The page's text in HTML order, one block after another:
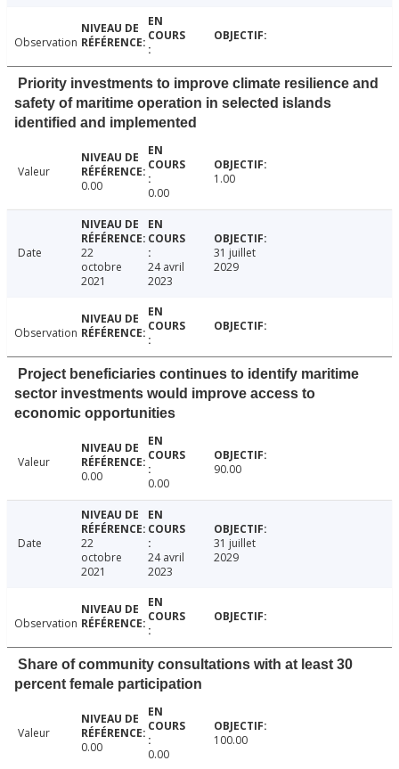
Observation
Priority investments to improve climate resilience and
safety of maritime operation in selected islands
identified and implemented
Valeur
0.00
0.00
1.00
Date
22
octobre
2021
24 avril
2023
31 juillet
2029
Observation
Project beneficiaries continues to identify maritime
sector investments would improve access to
economic opportunities
Valeur
0.00
0.00
90.00
Date
22
octobre
2021
24 avril
2023
31 juillet
2029
Observation
Share of community consultations with at least 30
percent female participation
Valeur
0.00
0.00
100.00